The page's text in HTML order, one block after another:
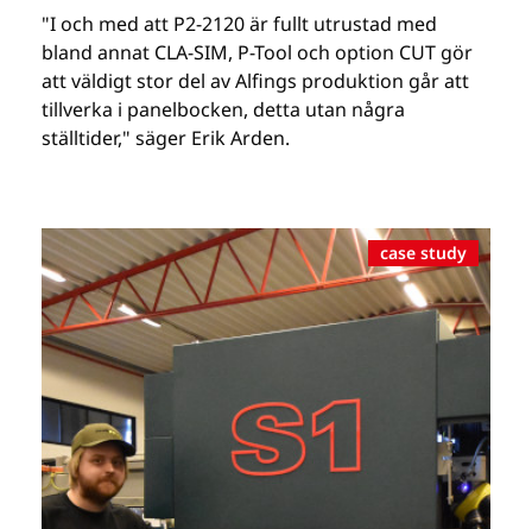
"I och med att P2-2120 är fullt utrustad med
bland annat CLA-SIM, P-Tool och option CUT gör
att väldigt stor del av Alfings produktion går att
tillverka i panelbocken, detta utan några
ställtider," säger Erik Arden.
case study